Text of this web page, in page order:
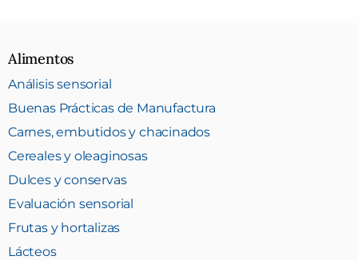
Alimentos
Análisis sensorial
Buenas Prácticas de Manufactura
Carnes, embutidos y chacinados
Cereales y oleaginosas
Dulces y conservas
Evaluación sensorial
Frutas y hortalizas
Lácteos